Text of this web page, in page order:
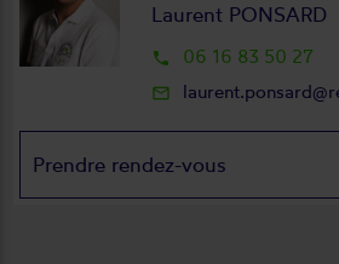
Laurent PONSARD
local_phone 06 16 83 50 27
mail_outline
Prendre rendez-vous